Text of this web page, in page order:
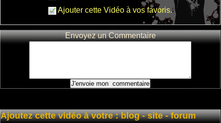
Ajouter cette Vidéo à vos favoris.
Envoyez un Commentaire
Ajoutez cette vidéo à votre : blog - site - forum